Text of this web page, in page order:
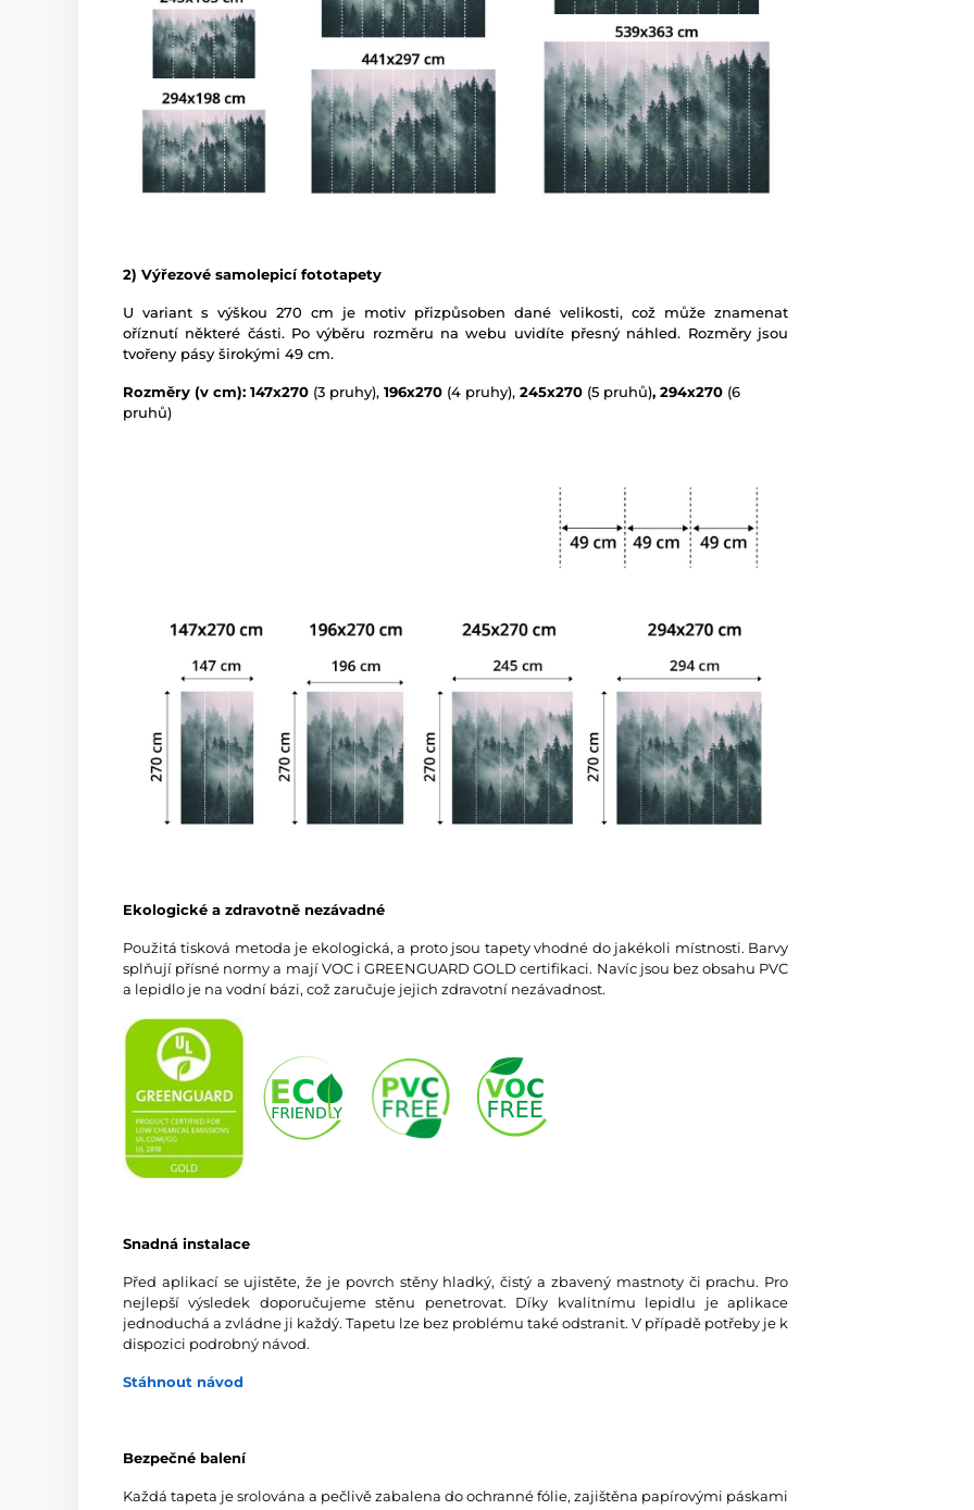
2) Výřezové samolepicí fototapety
U variant s výškou 270 cm je motiv přizpůsoben dané velikosti, což může znamenat
oříznutí některé části. Po výběru rozměru na webu uvidíte přesný náhled. Rozměry jsou
tvořeny pásy širokými 49 cm.
Rozměry (v cm): 147x270 (3 pruhy), 196x270 (4 pruhy), 245x270 (5 pruhů), 294x270 (6
pruhů)
Ekologické a zdravotně nezávadné
Použitá tisková metoda je ekologická, a proto jsou tapety vhodné do jakékoli místnosti. Barvy
splňují přísné normy a mají VOC i GREENGUARD GOLD certifikaci. Navíc jsou bez obsahu PVC
a lepidlo je na vodní bázi, což zaručuje jejich zdravotní nezávadnost.
Snadná instalace
Před aplikací se ujistěte, že je povrch stěny hladký, čistý a zbavený mastnoty či prachu. Pro
nejlepší výsledek doporučujeme stěnu penetrovat. Díky kvalitnímu lepidlu je aplikace
jednoduchá a zvládne ji každý. Tapetu lze bez problému také odstranit. V případě potřeby je k
dispozici podrobný návod.
Stáhnout návod
Bezpečné balení
Každá tapeta je srolována a pečlivě zabalena do ochranné fólie, zajištěna papírovými páskami